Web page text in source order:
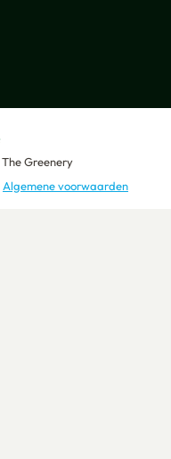
The Greenery
Algemene voorwaarden